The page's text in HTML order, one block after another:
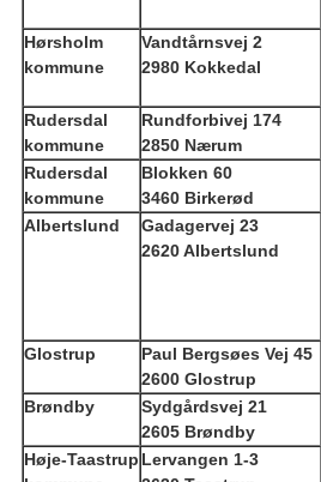
Hørsholm
kommune
Vandtårnsvej 2
2980 Kokkedal
Rudersdal
kommune
Rundforbivej 174
2850 Nærum
Rudersdal
kommune
Blokken 60
3460 Birkerød
Albertslund
Gadagervej 23
2620 Albertslund
Glostrup
Paul Bergsøes Vej 45
2600 Glostrup
Brøndby
Sydgårdsvej 21
2605 Brøndby
Høje-Taastrup Lervangen 1-3